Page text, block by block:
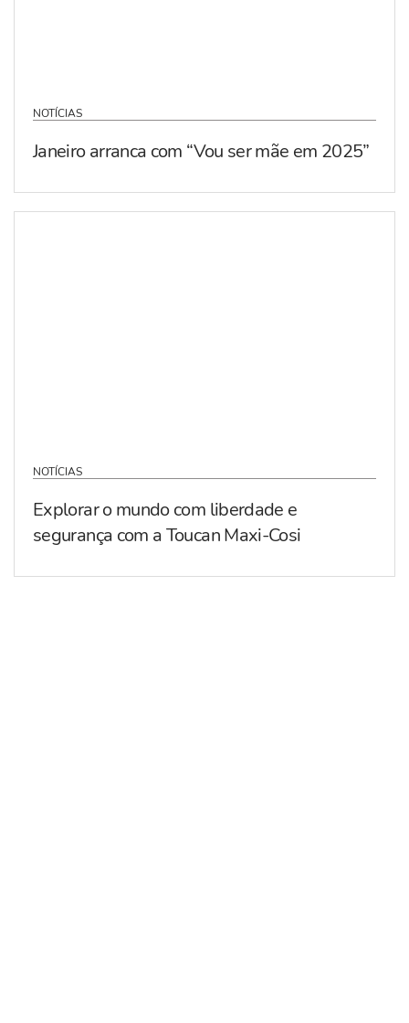
NOTÍCIAS
Janeiro arranca com “Vou ser mãe em 2025”
NOTÍCIAS
Explorar o mundo com liberdade e
segurança com a Toucan Maxi-Cosi